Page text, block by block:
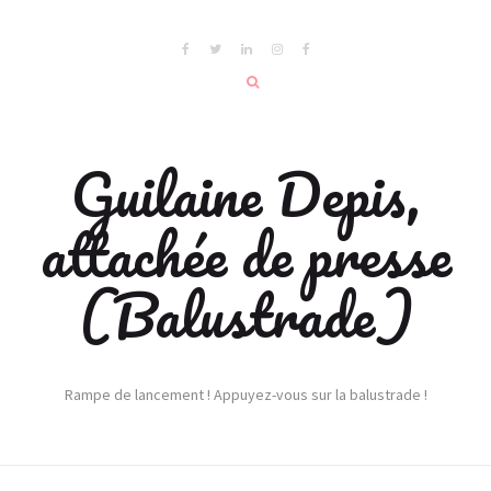
Guilaine Depis,
attachée de presse
(Balustrade)
Rampe de lancement ! Appuyez-vous sur la balustrade !